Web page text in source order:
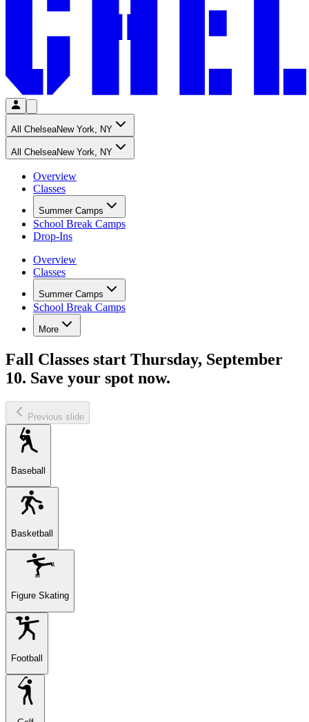
All Chelsea​​​​‌ ‍ ​‍​‍‌‍ ‌ ​‍‌‍‍‌‌‍‌ ‌‍‍‌‌‍ ‍​‍​‍​ ‍‍​‍​‍‌ ​ ‌‍​‌‌‍ ‍‌‍‍‌‌ ‌​‌ ‍‌​‍ ‍‌‍‍‌‌‍ ​‍​‍​‍ ​​‍​‍‌‍‍​‌ ​‍‌‍‌‌‌‍‌‍​‍​‍​ ‍‍​‍​‍‌‍‍​‌ ‌​‌ ‌​‌ ​​‌ ​ ​ ‍‍​‍ ​‍ ‌‍​ ‌‍‍​‌‍‌‌‌‍ ​‌ ​ ‌‍‌‌‌‍​‌‌ ​​‌‍‍‌‌‍‌‌‌ ​‍‌ ​ ​‍ ‍‌ ​ ‌‍​‌‌‍ ‍‌‍‍‌‌ ‌​‌ ‍‌​‍ ‍‌ ​ ‌ ‌​‌ ‌‌‌‍‌​‌‍‍‌‌‍ ​‍ ‌‍‍‌‌‍ ‍‌ ‌​‌‍‌‌‌‍ ‍‌ ‌​​‍ ‌‍‌‌‌‍‌​‌‍‍‌‌ ‌​​‍ ‌‍ ‌‌‍ ‌‍‌​‌‍‌‌​ ‌‌ ​​‌ ​‍‌‍‌‌‌ ​ ‌‍‌‌‌‍ ‍‌ ‌​‌‍​‌‌ ‌​‌‍‍‌‌‍ ‌‍ ‍​ ‍ ‌‍‍‌‌‍‌​​ ‌‌‍​ ‌‍‌​‌‍‌‍​ ‌​‌‍‌‌‌‍‌‌​ ​ ​ ‍​​‍ ‌​ ‌ ​ ‍‌‌‍‌‍​ ‌‍​‍ ‌​ ‌​​ ​‌​ ‌​​ ​​​‍ ‌‌‍​‍‌‍‌​​ ​‍‌‍‌‍​‍ ‌​ ‍‌​ ​‌​ ‌‍​ ​ ​ ​‍‌‍‌​​ ‌ ‌‍‌​‌‍‌‍‌‍‌‌‌‍‌‍‌‍​‌​ ‍ ‌ ‌​‌ ‍‌‌ ​​‌‍‌‌​ ‌‌ ‌‍‌‍‌‌‌‍ ‍‌ ‌‌‌‍‌‌​ ‍ ‌ ​​‌‍​‌‌ ‌​‌‍‍​​ ‌‌ ​ ‌ ‌‌‌‍​‍‌​ ‍‌‍​‌‌ ‌‍‌‍‍‌‌‍‌ ‌‍​‌‌ ‌​‌‍‍‌‌‍ ‌‍ ‍​‍ ‍‌ ‌​‌‍‍‌‌ ‌​‌‍ ​‌‍‌‌​ ‌‍​‍‌‍​‌‌ ​ ‌‍‌‌‌‌‌‌‌ ​‍‌‍ ​​ ‌‌‍‍​‌ ‌​‌ ‌​‌ ​​‌ ​ ​‍‌‌​ ​ ‌​​‌​‍‌‌​ ​‍‌​‌‍​‍‌‌​ ​‍‌​‌‍‌‍​ ‌‍‍​‌‍‌‌‌‍ ​‌ ​ ‌‍‌‌‌‍​‌‌ ​​‌‍‍‌‌‍‌‌‌ ​‍‌ ​ ​‍ ‍‌ ​ ‌‍​‌‌‍ ‍‌‍‍‌‌ ‌​‌ ‍‌​‍ ‍‌ ​ ‌ ‌​‌ ‌‌‌‍‌​‌‍‍‌‌‍ ​‍‌‍‌‍‍‌‌‍‌​​ ‌‌‍​ ‌‍‌​‌‍‌‍​ ‌​‌‍‌‌‌‍‌‌​ ​ ​ ‍​​‍ ‌​ ‌ ​ ‍‌‌‍‌‍​ ‌‍​‍ ‌​ ‌​​ ​‌​ ‌​​ ​​​‍ ‌‌‍​‍‌‍‌​​ ​‍‌‍‌‍​‍ ‌​ ‍‌​ ​‌​ ‌‍​ ​ ​ ​‍‌‍‌​​ ‌ ‌‍‌​‌‍‌‍‌‍‌‌‌‍‌‍‌‍​‌​‍‌‍‌ ‌​‌ ‍‌‌ ​​‌‍‌‌​ ‌‌ ‌‍‌‍‌‌‌‍ ‍‌ ‌‌‌‍‌‌​‍‌‍‌ ​​‌‍​‌‌ ‌​‌‍‍​​ ‌‌ ​ ‌ ‌‌‌‍​‍‌​ ‍‌‍​‌‌ ‌‍‌‍‍‌‌‍‌ ‌‍​‌‌ ‌​‌‍‍‌‌‍ ‌‍ ‍​‍ ‍‌ ‌​‌‍‍‌‌ ‌​‌‍ ​‌‍‌‌​‍‌‍‌ ​​‌‍‌‌‌ ​‍‌ ​ ‌ ​​‌‍‌‌‌‍​ ‌ ‌​‌‍‍‌‌ ‌‍‌‍‌‌​ ‌‌ ​​‌ ‌‌‌‍​‍‌‍ ​‌‍‍‌‌ ​ ‌‍‍​‌‍‌‌‌‍‌​​‍​‍‌ ‌New York, NY​​​​‌ ‍ ​‍​‍‌‍ ‌ ​‍‌‍‍‌‌‍‌ ‌‍‍‌‌‍ ‍​‍​‍​ ‍‍​‍​‍‌ ​ ‌‍​‌‌‍ ‍‌‍‍‌‌ ‌​‌ ‍‌​‍ ‍‌‍‍‌‌‍ ​‍​‍​‍ ​​‍​‍‌‍‍​‌ ​‍‌‍‌‌‌‍‌‍​‍​‍​ ‍‍​‍​‍‌‍‍​‌ ‌​‌ ‌​‌ ​​‌ ​ ​ ‍‍​‍ ​‍ ‌‍​ ‌‍‍​‌‍‌‌‌‍ ​‌ ​ ‌‍‌‌‌‍​‌‌ ​​‌‍‍‌‌‍‌‌‌ ​‍‌ ​ ​‍ ‍‌ ​ ‌‍​‌‌‍ ‍‌‍‍‌‌ ‌​‌ ‍‌​‍ ‍‌ ​ ‌ ‌​‌ ‌‌‌‍‌​‌‍‍‌‌‍ ​‍ ‌‍‍‌‌‍ ‍‌ ‌​‌‍‌‌‌‍ ‍‌ ‌​​‍ ‌‍‌‌‌‍‌​‌‍‍‌‌ ‌​​‍ ‌‍ ‌‌‍ ‌‍‌​‌‍‌‌​ ‌‌ ​​‌ ​‍‌‍‌‌‌ ​ ‌‍‌‌‌‍ ‍‌ ‌​‌‍​‌‌ ‌​‌‍‍‌‌‍ ‌‍ ‍​ ‍ ‌‍‍‌‌‍‌​​ ‌‌‍​ ‌‍‌​‌‍‌‍​ ‌​‌‍‌‌‌‍‌‌​ ​ ​ ‍​​‍ ‌​ ‌ ​ ‍‌‌‍‌‍​ ‌‍​‍ ‌​ ‌​​ ​‌​ ‌​​ ​​​‍ ‌‌‍​‍‌‍‌​​ ​‍‌‍‌‍​‍ ‌​ ‍‌​ ​‌​ ‌‍​ ​ ​ ​‍‌‍‌​​ ‌ ‌‍‌​‌‍‌‍‌‍‌‌‌‍‌‍‌‍​‌​ ‍ ‌ ‌​‌ ‍‌‌ ​​‌‍‌‌​ ‌‌ ‌‍‌‍‌‌‌‍ ‍‌ ‌‌‌‍‌‌​ ‍ ‌ ​​‌‍​‌‌ ‌​‌‍‍​​ ‌‌ ‌‍‌‍‌‌‌‍ ‍‌ ‌‌‌‍‌‌‌​ ​‌‍ ‌‍​ ‌‍​‌‌ ‌​‌‍‍‌‌‍ ‌‍ ‍​ ‌‍​‍‌‍​‌‌ ​ ‌‍‌‌‌‌‌‌‌ ​‍‌‍ ​​ ‌‌‍‍​‌ ‌​‌ ‌​‌ ​​‌ ​ ​‍‌‌​ ​ ‌​​‌​‍‌‌​ ​‍‌​‌‍​‍‌‌​ ​‍‌​‌‍‌‍​ ‌‍‍​‌‍‌‌‌‍ ​‌ ​ ‌‍‌‌‌‍​‌‌ ​​‌‍‍‌‌‍‌‌‌ ​‍‌ ​ ​‍ ‍‌ ​ ‌‍​‌‌‍ ‍‌‍‍‌‌ ‌​‌ ‍‌​‍ ‍‌ ​ ‌ ‌​‌ ‌‌‌‍‌​‌‍‍‌‌‍ ​‍‌‍‌‍‍‌‌‍‌​​ ‌‌‍​ ‌‍‌​‌‍‌‍​ ‌​‌‍‌‌‌‍‌‌​ ​ ​ ‍​​‍ ‌​ ‌ ​ ‍‌‌‍‌‍​ ‌‍​‍ ‌​ ‌​​ ​‌​ ‌​​ ​​​‍ ‌‌‍​‍‌‍‌​​ ​‍‌‍‌‍​‍ ‌​ ‍‌​ ​‌​ ‌‍​ ​ ​ ​‍‌‍‌​​ ‌ ‌‍‌​‌‍‌‍‌‍‌‌‌‍‌‍‌‍​‌​‍‌‍‌ ‌​‌ ‍‌‌ ​​‌‍‌‌​ ‌‌ ‌‍‌‍‌‌‌‍ ‍‌ ‌‌‌‍‌‌​‍‌‍‌ ​​‌‍​‌‌ ‌​‌‍‍​​ ‌‌ ‌‍‌‍‌‌‌‍ ‍‌ ‌‌‌‍‌‌‌​ ​‌‍ ‌‍​ ‌‍​‌‌ ‌​‌‍‍‌‌‍ ‌‍ ‍​‍‌‍‌ ​​‌‍‌‌‌ ​‍‌ ​ ‌ ​​‌‍‌‌‌‍​ ‌ ‌​‌‍‍‌‌ ‌‍‌‍‌‌​ ‌‌ ​​‌ ‌‌‌‍​‍‌‍ ​‌‍‍‌‌ ​ ‌‍‍​‌‍‌‌‌‍‌​​‍​‍‌ ‌
All Chelsea​​​​‌ ‍ ​‍​‍‌‍ ‌ ​‍‌‍‍‌‌‍‌ ‌‍‍‌‌‍ ‍​‍​‍​ ‍‍​‍​‍‌ ​ ‌‍​‌‌‍ ‍‌‍‍‌‌ ‌​‌ ‍‌​‍ ‍‌‍‍‌‌‍ ​‍​‍​‍ ​​‍​‍‌‍‍​‌ ​‍‌‍‌‌‌‍‌‍​‍​‍​ ‍‍​‍​‍‌‍‍​‌ ‌​‌ ‌​‌ ​​‌ ​ ​ ‍‍​‍ ​‍ ‌‍​ ‌‍‍​‌‍‌‌‌‍ ​‌ ​ ‌‍‌‌‌‍​‌‌ ​​‌‍‍‌‌‍‌‌‌ ​‍‌ ​ ​‍ ‍‌ ​ ‌‍​‌‌‍ ‍‌‍‍‌‌ ‌​‌ ‍‌​‍ ‍‌ ​ ‌ ‌​‌ ‌‌‌‍‌​‌‍‍‌‌‍ ​‍ ‌‍‍‌‌‍ ‍‌ ‌​‌‍‌‌‌‍ ‍‌ ‌​​‍ ‌‍‌‌‌‍‌​‌‍‍‌‌ ‌​​‍ ‌‍ ‌‌‍ ‌‍‌​‌‍‌‌​ ‌‌ ​​‌ ​‍‌‍‌‌‌ ​ ‌‍‌‌‌‍ ‍‌ ‌​‌‍​‌‌ ‌​‌‍‍‌‌‍ ‌‍ ‍​ ‍ ‌‍‍‌‌‍‌​​ ‌‌‍​ ‌‍‌​‌‍‌‍​ ‌​‌‍‌‌‌‍‌‌​ ​ ​ ‍​​‍ ‌​ ‌ ​ ‍‌‌‍‌‍​ ‌‍​‍ ‌​ ‌​​ ​‌​ ‌​​ ​​​‍ ‌‌‍​‍‌‍‌​​ ​‍‌‍‌‍​‍ ‌​ ‍‌​ ​‌​ ‌‍​ ​ ​ ​‍‌‍‌​​ ‌ ‌‍‌​‌‍‌‍‌‍‌‌‌‍‌‍‌‍​‌​ ‍ ‌ ‌​‌ ‍‌‌ ​​‌‍‌‌​ ‌‌ ‌‍‌‍‌‌‌‍ ‍‌ ‌‌‌‍‌‌​ ‍ ‌ ​​‌‍​‌‌ ‌​‌‍‍​​ ‌‌ ​ ‌ ‌‌‌‍​‍‌​ ‍‌‍​‌‌ ‌‍‌‍‍‌‌‍‌ ‌‍​‌‌ ‌​‌‍‍‌‌‍ ‌‍ ‍​‍ ‍‌ ‌​‌‍‍‌‌ ‌​‌‍ ​‌‍‌‌​ ‌‍​‍‌‍​‌‌ ​ ‌‍‌‌‌‌‌‌‌ ​‍‌‍ ​​ ‌‌‍‍​‌ ‌​‌ ‌​‌ ​​‌ ​ ​‍‌‌​ ​ ‌​​‌​‍‌‌​ ​‍‌​‌‍​‍‌‌​ ​‍‌​‌‍‌‍​ ‌‍‍​‌‍‌‌‌‍ ​‌ ​ ‌‍‌‌‌‍​‌‌ ​​‌‍‍‌‌‍‌‌‌ ​‍‌ ​ ​‍ ‍‌ ​ ‌‍​‌‌‍ ‍‌‍‍‌‌ ‌​‌ ‍‌​‍ ‍‌ ​ ‌ ‌​‌ ‌‌‌‍‌​‌‍‍‌‌‍ ​‍‌‍‌‍‍‌‌‍‌​​ ‌‌‍​ ‌‍‌​‌‍‌‍​ ‌​‌‍‌‌‌‍‌‌​ ​ ​ ‍​​‍ ‌​ ‌ ​ ‍‌‌‍‌‍​ ‌‍​‍ ‌​ ‌​​ ​‌​ ‌​​ ​​​‍ ‌‌‍​‍‌‍‌​​ ​‍‌‍‌‍​‍ ‌​ ‍‌​ ​‌​ ‌‍​ ​ ​ ​‍‌‍‌​​ ‌ ‌‍‌​‌‍‌‍‌‍‌‌‌‍‌‍‌‍​‌​‍‌‍‌ ‌​‌ ‍‌‌ ​​‌‍‌‌​ ‌‌ ‌‍‌‍‌‌‌‍ ‍‌ ‌‌‌‍‌‌​‍‌‍‌ ​​‌‍​‌‌ ‌​‌‍‍​​ ‌‌ ​ ‌ ‌‌‌‍​‍‌​ ‍‌‍​‌‌ ‌‍‌‍‍‌‌‍‌ ‌‍​‌‌ ‌​‌‍‍‌‌‍ ‌‍ ‍​‍ ‍‌ ‌​‌‍‍‌‌ ‌​‌‍ ​‌‍‌‌​‍‌‍‌ ​​‌‍‌‌‌ ​‍‌ ​ ‌ ​​‌‍‌‌‌‍​ ‌ ‌​‌‍‍‌‌ ‌‍‌‍‌‌​ ‌‌ ​​‌ ‌‌‌‍​‍‌‍ ​‌‍‍‌‌ ​ ‌‍‍​‌‍‌‌‌‍‌​​‍​‍‌ ‌New York, NY​​​​‌ ‍ ​‍​‍‌‍ ‌ ​‍‌‍‍‌‌‍‌ ‌‍‍‌‌‍ ‍​‍​‍​ ‍‍​‍​‍‌ ​ ‌‍​‌‌‍ ‍‌‍‍‌‌ ‌​‌ ‍‌​‍ ‍‌‍‍‌‌‍ ​‍​‍​‍ ​​‍​‍‌‍‍​‌ ​‍‌‍‌‌‌‍‌‍​‍​‍​ ‍‍​‍​‍‌‍‍​‌ ‌​‌ ‌​‌ ​​‌ ​ ​ ‍‍​‍ ​‍ ‌‍​ ‌‍‍​‌‍‌‌‌‍ ​‌ ​ ‌‍‌‌‌‍​‌‌ ​​‌‍‍‌‌‍‌‌‌ ​‍‌ ​ ​‍ ‍‌ ​ ‌‍​‌‌‍ ‍‌‍‍‌‌ ‌​‌ ‍‌​‍ ‍‌ ​ ‌ ‌​‌ ‌‌‌‍‌​‌‍‍‌‌‍ ​‍ ‌‍‍‌‌‍ ‍‌ ‌​‌‍‌‌‌‍ ‍‌ ‌​​‍ ‌‍‌‌‌‍‌​‌‍‍‌‌ ‌​​‍ ‌‍ ‌‌‍ ‌‍‌​‌‍‌‌​ ‌‌ ​​‌ ​‍‌‍‌‌‌ ​ ‌‍‌‌‌‍ ‍‌ ‌​‌‍​‌‌ ‌​‌‍‍‌‌‍ ‌‍ ‍​ ‍ ‌‍‍‌‌‍‌​​ ‌‌‍​ ‌‍‌​‌‍‌‍​ ‌​‌‍‌‌‌‍‌‌​ ​ ​ ‍​​‍ ‌​ ‌ ​ ‍‌‌‍‌‍​ ‌‍​‍ ‌​ ‌​​ ​‌​ ‌​​ ​​​‍ ‌‌‍​‍‌‍‌​​ ​‍‌‍‌‍​‍ ‌​ ‍‌​ ​‌​ ‌‍​ ​ ​ ​‍‌‍‌​​ ‌ ‌‍‌​‌‍‌‍‌‍‌‌‌‍‌‍‌‍​‌​ ‍ ‌ ‌​‌ ‍‌‌ ​​‌‍‌‌​ ‌‌ ‌‍‌‍‌‌‌‍ ‍‌ ‌‌‌‍‌‌​ ‍ ‌ ​​‌‍​‌‌ ‌​‌‍‍​​ ‌‌ ‌‍‌‍‌‌‌‍ ‍‌ ‌‌‌‍‌‌‌​ ​‌‍ ‌‍​ ‌‍​‌‌ ‌​‌‍‍‌‌‍ ‌‍ ‍​ ‌‍​‍‌‍​‌‌ ​ ‌‍‌‌‌‌‌‌‌ ​‍‌‍ ​​ ‌‌‍‍​‌ ‌​‌ ‌​‌ ​​‌ ​ ​‍‌‌​ ​ ‌​​‌​‍‌‌​ ​‍‌​‌‍​‍‌‌​ ​‍‌​‌‍‌‍​ ‌‍‍​‌‍‌‌‌‍ ​‌ ​ ‌‍‌‌‌‍​‌‌ ​​‌‍‍‌‌‍‌‌‌ ​‍‌ ​ ​‍ ‍‌ ​ ‌‍​‌‌‍ ‍‌‍‍‌‌ ‌​‌ ‍‌​‍ ‍‌ ​ ‌ ‌​‌ ‌‌‌‍‌​‌‍‍‌‌‍ ​‍‌‍‌‍‍‌‌‍‌​​ ‌‌‍​ ‌‍‌​‌‍‌‍​ ‌​‌‍‌‌‌‍‌‌​ ​ ​ ‍​​‍ ‌​ ‌ ​ ‍‌‌‍‌‍​ ‌‍​‍ ‌​ ‌​​ ​‌​ ‌​​ ​​​‍ ‌‌‍​‍‌‍‌​​ ​‍‌‍‌‍​‍ ‌​ ‍‌​ ​‌​ ‌‍​ ​ ​ ​‍‌‍‌​​ ‌ ‌‍‌​‌‍‌‍‌‍‌‌‌‍‌‍‌‍​‌​‍‌‍‌ ‌​‌ ‍‌‌ ​​‌‍‌‌​ ‌‌ ‌‍‌‍‌‌‌‍ ‍‌ ‌‌‌‍‌‌​‍‌‍‌ ​​‌‍​‌‌ ‌​‌‍‍​​ ‌‌ ‌‍‌‍‌‌‌‍ ‍‌ ‌‌‌‍‌‌‌​ ​‌‍ ‌‍​ ‌‍​‌‌ ‌​‌‍‍‌‌‍ ‌‍ ‍​‍‌‍‌ ​​‌‍‌‌‌ ​‍‌ ​ ‌ ​​‌‍‌‌‌‍​ ‌ ‌​‌‍‍‌‌ ‌‍‌‍‌‌​ ‌‌ ​​‌ ‌‌‌‍​‍‌‍ ​‌‍‍‌‌ ​ ‌‍‍​‌‍‌‌‌‍‌​​‍​‍‌ ‌
Overview​​​​‌ ‍ ​‍​‍‌‍ ‌ ​‍‌‍‍‌‌‍‌ ‌‍‍‌‌‍ ‍​‍​‍​ ‍‍​‍​‍‌ ​ ‌‍​‌‌‍ ‍‌‍‍‌‌ ‌​‌ ‍‌​‍ ‍‌‍‍‌‌‍ ​‍​‍​‍ ​​‍​‍‌‍‍​‌ ​‍‌‍‌‌‌‍‌‍​‍​‍​ ‍‍​‍​‍‌‍‍​‌ ‌​‌ ‌​‌ ​​‌ ​ ​ ‍‍​‍ ​‍ ‌‍​ ‌‍‍​‌‍‌‌‌‍ ​‌ ​ ‌‍‌‌‌‍​‌‌ ​​‌‍‍‌‌‍‌‌‌ ​‍‌ ​ ​‍ ‍‌ ​ ‌‍​‌‌‍ ‍‌‍‍‌‌ ‌​‌ ‍‌​‍ ‍‌ ​ ‌ ‌​‌ ‌‌‌‍‌​‌‍‍‌‌‍ ​‍ ‌‍‍‌‌‍ ‍‌ ‌​‌‍‌‌‌‍ ‍‌ ‌​​‍ ‌‍‌‌‌‍‌​‌‍‍‌‌ ‌​​‍ ‌‍ ‌‌‍ ‌‍‌​‌‍‌‌​ ‌‌ ​​‌ ​‍‌‍‌‌‌ ​ ‌‍‌‌‌‍ ‍‌ ‌​‌‍​‌‌ ‌​‌‍‍‌‌‍ ‌‍ ‍​ ‍ ‌‍‍‌‌‍‌​​ ‌‌‍​ ‌‍‌​‌‍‌‍​ ‌​‌‍‌‌‌‍‌‌​ ​ ​ ‍​​‍ ‌​ ‌ ​ ‍‌‌‍‌‍​ ‌‍​‍ ‌​ ‌​​ ​‌​ ‌​​ ​​​‍ ‌‌‍​‍‌‍‌​​ ​‍‌‍‌‍​‍ ‌​ ‍‌​ ​‌​ ‌‍​ ​ ​ ​‍‌‍‌​​ ‌ ‌‍‌​‌‍‌‍‌‍‌‌‌‍‌‍‌‍​‌​ ‍ ‌ ‌​‌ ‍‌‌ ​​‌‍‌‌​ ‌‌ ‌‍‌‍‌‌‌‍ ‍‌ ‌‌‌‍‌‌​ ‍ ‌ ​​‌‍​‌‌ ‌​‌‍‍​​ ‌‌ ​ ‌ ‌‌‌‍​‍‌​ ‍‌‍​‌‌ ‌‍‌‍‍‌‌‍‌ ‌‍​‌‌ ‌​‌‍‍‌‌‍ ‌‍ ‍​‍ ‍‌‍​ ‌‍ ‌‍ ​‌ ‌‌‌‍ ‌‌‍ ‍‌ ​ ​‍‌‌​ ‌‌‌​​‍‌‌ ‌‍‍ ‌‍‌‌‌ ‍‌​‍‌‌​ ​ ‌​‌​​‍‌‌​ ​ ‌​‌​​‍‌‌​ ​‍​ ​‍​ ​ ‌‍‌‌​ ​‌‌‍​‌​ ​‌​ ​‌​ ‌‌​ ‌ ​ ​‍‌‍‌‌​ ‌ ​ ‍‌‌‍​‍‌‍​‍​ ​​​ ‌​​ ‍‌​ ​‍​ ‍‌​ ‍‌​ ​​​ ‌​​ ‌​​ ‌‍‌‍‌​‌‍​‍‌‍​‌‌‍​ ​ ‌‍​ ‌ ​ ‍​​ ​‍​‍‌‌​ ​‍​ ​‍​‍‌‌​ ‌‌‌​‌​​‍ ‍‌‍ ​‌‍‍‌‌‍ ‍‌‍‍ ‌ ​ ​‍‌‌​ ‌‌‌​​‍‌‌ ‌‍‍ ‌‍‌‌‌ ‍‌​‍‌‌​ ​ ‌​‌​​‍‌‌​ ​ ‌​‌​​‍‌‌​ ​‍​ ​‍​ ​​‌‍​ ​ ‌‍​ ‍​​ ‌ ​ ​‍​ ‍​​ ​ ​ ​‌​ ​​‌‍‌​​ ‍​​‍‌‌​ ​‍​ ​‍​‍‌‌​ ‌‌‌​‌​​‍ ‍‌ ‌​‌‍‍‌‌ ‌​‌‍ ​‌‍‌‌​ ‌‍​‍‌‍​‌‌ ​ ‌‍‌‌‌‌‌‌‌ ​‍‌‍ ​​ ‌‌‍‍​‌ ‌​‌ ‌​‌ ​​‌ ​ ​‍‌‌​ ​ ‌​​‌​‍‌‌​ ​‍‌​‌‍​‍‌‌​ ​‍‌​‌‍‌‍​ ‌‍‍​‌‍‌‌‌‍ ​‌ ​ ‌‍‌‌‌‍​‌‌ ​​‌‍‍‌‌‍‌‌‌ ​‍‌ ​ ​‍ ‍‌ ​ ‌‍​‌‌‍ ‍‌‍‍‌‌ ‌​‌ ‍‌​‍ ‍‌ ​ ‌ ‌​‌ ‌‌‌‍‌​‌‍‍‌‌‍ ​‍‌‍‌‍‍‌‌‍‌​​ ‌‌‍​ ‌‍‌​‌‍‌‍​ ‌​‌‍‌‌‌‍‌‌​ ​ ​ ‍​​‍ ‌​ ‌ ​ ‍‌‌‍‌‍​ ‌‍​‍ ‌​ ‌​​ ​‌​ ‌​​ ​​​‍ ‌‌‍​‍‌‍‌​​ ​‍‌‍‌‍​‍ ‌​ ‍‌​ ​‌​ ‌‍​ ​ ​ ​‍‌‍‌​​ ‌ ‌‍‌​‌‍‌‍‌‍‌‌‌‍‌‍‌‍​‌​‍‌‍‌ ‌​‌ ‍‌‌ ​​‌‍‌‌​ ‌‌ ‌‍‌‍‌‌‌‍ ‍‌ ‌‌‌‍‌‌​‍‌‍‌ ​​‌‍​‌‌ ‌​‌‍‍​​ ‌‌ ​ ‌ ‌‌‌‍​‍‌​ ‍‌‍​‌‌ ‌‍‌‍‍‌‌‍‌ ‌‍​‌‌ ‌​‌‍‍‌‌‍ ‌‍ ‍​‍ ‍‌‍​ ‌‍ ‌‍ ​‌ ‌‌‌‍ ‌‌‍ ‍‌ ​ ​‍‌‌​ ‌‌‌​​‍‌‌ ‌‍‍ ‌‍‌‌‌ ‍‌​‍‌‌​ ​ ‌​‌​​‍‌‌​ ​ ‌​‌​​‍‌‌​ ​‍​ ​‍​ ​ ‌‍‌‌​ ​‌‌‍​‌​ ​‌​ ​‌​ ‌‌​ ‌ ​ ​‍‌‍‌‌​ ‌ ​ ‍‌‌‍​‍‌‍​‍​ ​​​ ‌​​ ‍‌​ ​‍​ ‍‌​ ‍‌​ ​​​ ‌​​ ‌​​ ‌‍‌‍‌​‌‍​‍‌‍​‌‌‍​ ​ ‌‍​ ‌ ​ ‍​​ ​‍​‍‌‌​ ​‍​ ​‍​‍‌‌​ ‌‌‌​‌​​‍ ‍‌‍ ​‌‍‍‌‌‍ ‍‌‍‍ ‌ ​ ​‍‌‌​ ‌‌‌​​‍‌‌ ‌‍‍ ‌‍‌‌‌ ‍‌​‍‌‌​ ​ ‌​‌​​‍‌‌​ ​ ‌​‌​​‍‌‌​ ​‍​ ​‍​ ​​‌‍​ ​ ‌‍​ ‍​​ ‌ ​ ​‍​ ‍​​ ​ ​ ​‌​ ​​‌‍‌​​ ‍​​‍‌‌​ ​‍​ ​‍​‍‌‌​ ‌‌‌​‌​​‍ ‍‌ ‌​‌‍‍‌‌ ‌​‌‍ ​‌‍‌‌​‍‌‍‌ ​​‌‍‌‌‌ ​‍‌ ​ ‌ ​​‌‍‌‌‌‍​ ‌ ‌​‌‍‍‌‌ ‌‍‌‍‌‌​ ‌‌ ​​‌ ‌‌‌‍​‍‌‍ ​‌‍‍‌‌ ​ ‌‍‍​‌‍‌‌‌‍‌​​‍​‍‌ ‌
Classes​​​​‌ ‍ ​‍​‍‌‍ ‌ ​‍‌‍‍‌‌‍‌ ‌‍‍‌‌‍ ‍​‍​‍​ ‍‍​‍​‍‌ ​ ‌‍​‌‌‍ ‍‌‍‍‌‌ ‌​‌ ‍‌​‍ ‍‌‍‍‌‌‍ ​‍​‍​‍ ​​‍​‍‌‍‍​‌ ​‍‌‍‌‌‌‍‌‍​‍​‍​ ‍‍​‍​‍‌‍‍​‌ ‌​‌ ‌​‌ ​​‌ ​ ​ ‍‍​‍ ​‍ ‌‍​ ‌‍‍​‌‍‌‌‌‍ ​‌ ​ ‌‍‌‌‌‍​‌‌ ​​‌‍‍‌‌‍‌‌‌ ​‍‌ ​ ​‍ ‍‌ ​ ‌‍​‌‌‍ ‍‌‍‍‌‌ ‌​‌ ‍‌​‍ ‍‌ ​ ‌ ‌​‌ ‌‌‌‍‌​‌‍‍‌‌‍ ​‍ ‌‍‍‌‌‍ ‍‌ ‌​‌‍‌‌‌‍ ‍‌ ‌​​‍ ‌‍‌‌‌‍‌​‌‍‍‌‌ ‌​​‍ ‌‍ ‌‌‍ ‌‍‌​‌‍‌‌​ ‌‌ ​​‌ ​‍‌‍‌‌‌ ​ ‌‍‌‌‌‍ ‍‌ ‌​‌‍​‌‌ ‌​‌‍‍‌‌‍ ‌‍ ‍​ ‍ ‌‍‍‌‌‍‌​​ ‌‌‍​ ‌‍‌​‌‍‌‍​ ‌​‌‍‌‌‌‍‌‌​ ​ ​ ‍​​‍ ‌​ ‌ ​ ‍‌‌‍‌‍​ ‌‍​‍ ‌​ ‌​​ ​‌​ ‌​​ ​​​‍ ‌‌‍​‍‌‍‌​​ ​‍‌‍‌‍​‍ ‌​ ‍‌​ ​‌​ ‌‍​ ​ ​ ​‍‌‍‌​​ ‌ ‌‍‌​‌‍‌‍‌‍‌‌‌‍‌‍‌‍​‌​ ‍ ‌ ‌​‌ ‍‌‌ ​​‌‍‌‌​ ‌‌ ‌‍‌‍‌‌‌‍ ‍‌ ‌‌‌‍‌‌​ ‍ ‌ ​​‌‍​‌‌ ‌​‌‍‍​​ ‌‌ ​ ‌ ‌‌‌‍​‍‌​ ‍‌‍​‌‌ ‌‍‌‍‍‌‌‍‌ ‌‍​‌‌ ‌​‌‍‍‌‌‍ ‌‍ ‍​‍ ‍‌‍​ ‌‍ ‌‍ ​‌ ‌‌‌‍ ‌‌‍ ‍‌ ​ ​‍‌‌​ ‌‌‌​​‍‌‌ ‌‍‍ ‌‍‌‌‌ ‍‌​‍‌‌​ ​ ‌​‌​​‍‌‌​ ​ ‌​‌​​‍‌‌​ ​‍​ ​‍‌‍​‌​ ‍​​ ‌‍​ ‌ ‌‍​ ​ ‍​‌‍‌‍​ ‍‌​ ​​‌‍‌​​ ‍​‌‍​‌​‍‌‌​ ​‍​ ​‍​‍‌‌​ ‌‌‌​‌​​‍ ‍‌‍ ​‌‍‍‌‌‍ ‍‌‍‍ ‌ ​ ​‍‌‌​ ‌‌‌​​‍‌‌ ‌‍‍ ‌‍‌‌‌ ‍‌​‍‌‌​ ​ ‌​‌​​‍‌‌​ ​ ‌​‌​​‍‌‌​ ​‍​ ​‍​ ​​‌‍​ ​ ‌‍​ ‍​​ ‌ ​ ​‍​ ‍​​ ​ ​ ​‌​ ​​‌‍‌​​ ‍​​‍‌‌​ ​‍​ ​‍​‍‌‌​ ‌‌‌​‌​​‍ ‍‌ ‌​‌‍‍‌‌ ‌​‌‍ ​‌‍‌‌​ ‌‍​‍‌‍​‌‌ ​ ‌‍‌‌‌‌‌‌‌ ​‍‌‍ ​​ ‌‌‍‍​‌ ‌​‌ ‌​‌ ​​‌ ​ ​‍‌‌​ ​ ‌​​‌​‍‌‌​ ​‍‌​‌‍​‍‌‌​ ​‍‌​‌‍‌‍​ ‌‍‍​‌‍‌‌‌‍ ​‌ ​ ‌‍‌‌‌‍​‌‌ ​​‌‍‍‌‌‍‌‌‌ ​‍‌ ​ ​‍ ‍‌ ​ ‌‍​‌‌‍ ‍‌‍‍‌‌ ‌​‌ ‍‌​‍ ‍‌ ​ ‌ ‌​‌ ‌‌‌‍‌​‌‍‍‌‌‍ ​‍‌‍‌‍‍‌‌‍‌​​ ‌‌‍​ ‌‍‌​‌‍‌‍​ ‌​‌‍‌‌‌‍‌‌​ ​ ​ ‍​​‍ ‌​ ‌ ​ ‍‌‌‍‌‍​ ‌‍​‍ ‌​ ‌​​ ​‌​ ‌​​ ​​​‍ ‌‌‍​‍‌‍‌​​ ​‍‌‍‌‍​‍ ‌​ ‍‌​ ​‌​ ‌‍​ ​ ​ ​‍‌‍‌​​ ‌ ‌‍‌​‌‍‌‍‌‍‌‌‌‍‌‍‌‍​‌​‍‌‍‌ ‌​‌ ‍‌‌ ​​‌‍‌‌​ ‌‌ ‌‍‌‍‌‌‌‍ ‍‌ ‌‌‌‍‌‌​‍‌‍‌ ​​‌‍​‌‌ ‌​‌‍‍​​ ‌‌ ​ ‌ ‌‌‌‍​‍‌​ ‍‌‍​‌‌ ‌‍‌‍‍‌‌‍‌ ‌‍​‌‌ ‌​‌‍‍‌‌‍ ‌‍ ‍​‍ ‍‌‍​ ‌‍ ‌‍ ​‌ ‌‌‌‍ ‌‌‍ ‍‌ ​ ​‍‌‌​ ‌‌‌​​‍‌‌ ‌‍‍ ‌‍‌‌‌ ‍‌​‍‌‌​ ​ ‌​‌​​‍‌‌​ ​ ‌​‌​​‍‌‌​ ​‍​ ​‍‌‍​‌​ ‍​​ ‌‍​ ‌ ‌‍​ ​ ‍​‌‍‌‍​ ‍‌​ ​​‌‍‌​​ ‍​‌‍​‌​‍‌‌​ ​‍​ ​‍​‍‌‌​ ‌‌‌​‌​​‍ ‍‌‍ ​‌‍‍‌‌‍ ‍‌‍‍ ‌ ​ ​‍‌‌​ ‌‌‌​​‍‌‌ ‌‍‍ ‌‍‌‌‌ ‍‌​‍‌‌​ ​ ‌​‌​​‍‌‌​ ​ ‌​‌​​‍‌‌​ ​‍​ ​‍​ ​​‌‍​ ​ ‌‍​ ‍​​ ‌ ​ ​‍​ ‍​​ ​ ​ ​‌​ ​​‌‍‌​​ ‍​​‍‌‌​ ​‍​ ​‍​‍‌‌​ ‌‌‌​‌​​‍ ‍‌ ‌​‌‍‍‌‌ ‌​‌‍ ​‌‍‌‌​‍‌‍‌ ​​‌‍‌‌‌ ​‍‌ ​ ‌ ​​‌‍‌‌‌‍​ ‌ ‌​‌‍‍‌‌ ‌‍‌‍‌‌​ ‌‌ ​​‌ ‌‌‌‍​‍‌‍ ​‌‍‍‌‌ ​ ‌‍‍​‌‍‌‌‌‍‌​​‍​‍‌ ‌
Summer Camps​​​​‌ ‍ ​‍​‍‌‍ ‌ ​‍‌‍‍‌‌‍‌ ‌‍‍‌‌‍ ‍​‍​‍​ ‍‍​‍​‍‌ ​ ‌‍​‌‌‍ ‍‌‍‍‌‌ ‌​‌ ‍‌​‍ ‍‌‍‍‌‌‍ ​‍​‍​‍ ​​‍​‍‌‍‍​‌ ​‍‌‍‌‌‌‍‌‍​‍​‍​ ‍‍​‍​‍‌‍‍​‌ ‌​‌ ‌​‌ ​​‌ ​ ​ ‍‍​‍ ​‍ ‌‍​ ‌‍‍​‌‍‌‌‌‍ ​‌ ​ ‌‍‌‌‌‍​‌‌ ​​‌‍‍‌‌‍‌‌‌ ​‍‌ ​ ​‍ ‍‌ ​ ‌‍​‌‌‍ ‍‌‍‍‌‌ ‌​‌ ‍‌​‍ ‍‌ ​ ‌ ‌​‌ ‌‌‌‍‌​‌‍‍‌‌‍ ​‍ ‌‍‍‌‌‍ ‍‌ ‌​‌‍‌‌‌‍ ‍‌ ‌​​‍ ‌‍‌‌‌‍‌​‌‍‍‌‌ ‌​​‍ ‌‍ ‌‌‍ ‌‍‌​‌‍‌‌​ ‌‌ ​​‌ ​‍‌‍‌‌‌ ​ ‌‍‌‌‌‍ ‍‌ ‌​‌‍​‌‌ ‌​‌‍‍‌‌‍ ‌‍ ‍​ ‍ ‌‍‍‌‌‍‌​​ ‌‌‍​ ‌‍‌​‌‍‌‍​ ‌​‌‍‌‌‌‍‌‌​ ​ ​ ‍​​‍ ‌​ ‌ ​ ‍‌‌‍‌‍​ ‌‍​‍ ‌​ ‌​​ ​‌​ ‌​​ ​​​‍ ‌‌‍​‍‌‍‌​​ ​‍‌‍‌‍​‍ ‌​ ‍‌​ ​‌​ ‌‍​ ​ ​ ​‍‌‍‌​​ ‌ ‌‍‌​‌‍‌‍‌‍‌‌‌‍‌‍‌‍​‌​ ‍ ‌ ‌​‌ ‍‌‌ ​​‌‍‌‌​ ‌‌ ‌‍‌‍‌‌‌‍ ‍‌ ‌‌‌‍‌‌​ ‍ ‌ ​​‌‍​‌‌ ‌​‌‍‍​​ ‌‌ ​ ‌ ‌‌‌‍​‍‌​ ‍‌‍​‌‌ ‌‍‌‍‍‌‌‍‌ ‌‍​‌‌ ‌​‌‍‍‌‌‍ ‌‍ ‍​‍ ‍‌‍​ ‌‍ ‌‍ ​‌ ‌‌‌‍ ‌‌‍ ‍‌ ​ ​‍‌‌​ ‌‌‌​​‍‌‌ ‌‍‍ ‌‍‌‌‌ ‍‌​‍‌‌​ ​ ‌​‌​​‍‌‌​ ​ ‌​‌​​‍‌‌​ ​‍​ ​‍​ ‍​​ ​​​ ​​​ ‌​‌‍‌‍​ ​‌‌‍‌​‌‍​‌‌‍‌‌‌‍‌‍‌‍​‌​ ‍‌​‍‌‌​ ​‍​ ​‍​‍‌‌​ ‌‌‌​‌​​‍ ‍‌ ‌​‌‍‍‌‌ ‌​‌‍ ​‌‍‌‌​ ‌‍​‍‌‍​‌‌ ​ ‌‍‌‌‌‌‌‌‌ ​‍‌‍ ​​ ‌‌‍‍​‌ ‌​‌ ‌​‌ ​​‌ ​ ​‍‌‌​ ​ ‌​​‌​‍‌‌​ ​‍‌​‌‍​‍‌‌​ ​‍‌​‌‍‌‍​ ‌‍‍​‌‍‌‌‌‍ ​‌ ​ ‌‍‌‌‌‍​‌‌ ​​‌‍‍‌‌‍‌‌‌ ​‍‌ ​ ​‍ ‍‌ ​ ‌‍​‌‌‍ ‍‌‍‍‌‌ ‌​‌ ‍‌​‍ ‍‌ ​ ‌ ‌​‌ ‌‌‌‍‌​‌‍‍‌‌‍ ​‍‌‍‌‍‍‌‌‍‌​​ ‌‌‍​ ‌‍‌​‌‍‌‍​ ‌​‌‍‌‌‌‍‌‌​ ​ ​ ‍​​‍ ‌​ ‌ ​ ‍‌‌‍‌‍​ ‌‍​‍ ‌​ ‌​​ ​‌​ ‌​​ ​​​‍ ‌‌‍​‍‌‍‌​​ ​‍‌‍‌‍​‍ ‌​ ‍‌​ ​‌​ ‌‍​ ​ ​ ​‍‌‍‌​​ ‌ ‌‍‌​‌‍‌‍‌‍‌‌‌‍‌‍‌‍​‌​‍‌‍‌ ‌​‌ ‍‌‌ ​​‌‍‌‌​ ‌‌ ‌‍‌‍‌‌‌‍ ‍‌ ‌‌‌‍‌‌​‍‌‍‌ ​​‌‍​‌‌ ‌​‌‍‍​​ ‌‌ ​ ‌ ‌‌‌‍​‍‌​ ‍‌‍​‌‌ ‌‍‌‍‍‌‌‍‌ ‌‍​‌‌ ‌​‌‍‍‌‌‍ ‌‍ ‍​‍ ‍‌‍​ ‌‍ ‌‍ ​‌ ‌‌‌‍ ‌‌‍ ‍‌ ​ ​‍‌‌​ ‌‌‌​​‍‌‌ ‌‍‍ ‌‍‌‌‌ ‍‌​‍‌‌​ ​ ‌​‌​​‍‌‌​ ​ ‌​‌​​‍‌‌​ ​‍​ ​‍​ ‍​​ ​​​ ​​​ ‌​‌‍‌‍​ ​‌‌‍‌​‌‍​‌‌‍‌‌‌‍‌‍‌‍​‌​ ‍‌​‍‌‌​ ​‍​ ​‍​‍‌‌​ ‌‌‌​‌​​‍ ‍‌ ‌​‌‍‍‌‌ ‌​‌‍ ​‌‍‌‌​‍‌‍‌ ​​‌‍‌‌‌ ​‍‌ ​ ‌ ​​‌‍‌‌‌‍​ ‌ ‌​‌‍‍‌‌ ‌‍‌‍‌‌​ ‌‌ ​​‌ ‌‌‌‍​‍‌‍ ​‌‍‍‌‌ ​ ‌‍‍​‌‍‌‌‌‍‌​​‍​‍‌ ‌
School Break Camps​​​​‌ ‍ ​‍​‍‌‍ ‌ ​‍‌‍‍‌‌‍‌ ‌‍‍‌‌‍ ‍​‍​‍​ ‍‍​‍​‍‌ ​ ‌‍​‌‌‍ ‍‌‍‍‌‌ ‌​‌ ‍‌​‍ ‍‌‍‍‌‌‍ ​‍​‍​‍ ​​‍​‍‌‍‍​‌ ​‍‌‍‌‌‌‍‌‍​‍​‍​ ‍‍​‍​‍‌‍‍​‌ ‌​‌ ‌​‌ ​​‌ ​ ​ ‍‍​‍ ​‍ ‌‍​ ‌‍‍​‌‍‌‌‌‍ ​‌ ​ ‌‍‌‌‌‍​‌‌ ​​‌‍‍‌‌‍‌‌‌ ​‍‌ ​ ​‍ ‍‌ ​ ‌‍​‌‌‍ ‍‌‍‍‌‌ ‌​‌ ‍‌​‍ ‍‌ ​ ‌ ‌​‌ ‌‌‌‍‌​‌‍‍‌‌‍ ​‍ ‌‍‍‌‌‍ ‍‌ ‌​‌‍‌‌‌‍ ‍‌ ‌​​‍ ‌‍‌‌‌‍‌​‌‍‍‌‌ ‌​​‍ ‌‍ ‌‌‍ ‌‍‌​‌‍‌‌​ ‌‌ ​​‌ ​‍‌‍‌‌‌ ​ ‌‍‌‌‌‍ ‍‌ ‌​‌‍​‌‌ ‌​‌‍‍‌‌‍ ‌‍ ‍​ ‍ ‌‍‍‌‌‍‌​​ ‌‌‍​ ‌‍‌​‌‍‌‍​ ‌​‌‍‌‌‌‍‌‌​ ​ ​ ‍​​‍ ‌​ ‌ ​ ‍‌‌‍‌‍​ ‌‍​‍ ‌​ ‌​​ ​‌​ ‌​​ ​​​‍ ‌‌‍​‍‌‍‌​​ ​‍‌‍‌‍​‍ ‌​ ‍‌​ ​‌​ ‌‍​ ​ ​ ​‍‌‍‌​​ ‌ ‌‍‌​‌‍‌‍‌‍‌‌‌‍‌‍‌‍​‌​ ‍ ‌ ‌​‌ ‍‌‌ ​​‌‍‌‌​ ‌‌ ‌‍‌‍‌‌‌‍ ‍‌ ‌‌‌‍‌‌​ ‍ ‌ ​​‌‍​‌‌ ‌​‌‍‍​​ ‌‌ ​ ‌ ‌‌‌‍​‍‌​ ‍‌‍​‌‌ ‌‍‌‍‍‌‌‍‌ ‌‍​‌‌ ‌​‌‍‍‌‌‍ ‌‍ ‍​‍ ‍‌‍​ ‌‍ ‌‍ ​‌ ‌‌‌‍ ‌‌‍ ‍‌ ​ ​‍‌‌​ ‌‌‌​​‍‌‌ ‌‍‍ ‌‍‌‌‌ ‍‌​‍‌‌​ ​ ‌​‌​​‍‌‌​ ​ ‌​‌​​‍‌‌​ ​‍​ ​‍‌‍​‍​ ​​​ ​​‌‍‌​‌‍‌‍​ ​‌​ ‌​‌‍​ ‌‍​ ‌‍​ ​ ‍‌​ ‌‌​‍‌‌​ ​‍​ ​‍​‍‌‌​ ‌‌‌​‌​​‍ ‍‌‍ ​‌‍‍‌‌‍ ‍‌‍‍ ‌ ​ ​‍‌‌​ ‌‌‌​​‍‌‌ ‌‍‍ ‌‍‌‌‌ ‍‌​‍‌‌​ ​ ‌​‌​​‍‌‌​ ​ ‌​‌​​‍‌‌​ ​‍​ ​‍​ ​‍​ ‌‍​ ‌‌‌‍‌​​ ‍‌​ ​​​ ‍‌​ ​‍​ ‌‍​ ​‍‌‍‌‍‌‍‌​​‍‌‌​ ​‍​ ​‍​‍‌‌​ ‌‌‌​‌​​‍ ‍‌ ‌​‌‍‍‌‌ ‌​‌‍ ​‌‍‌‌​ ‌‍​‍‌‍​‌‌ ​ ‌‍‌‌‌‌‌‌‌ ​‍‌‍ ​​ ‌‌‍‍​‌ ‌​‌ ‌​‌ ​​‌ ​ ​‍‌‌​ ​ ‌​​‌​‍‌‌​ ​‍‌​‌‍​‍‌‌​ ​‍‌​‌‍‌‍​ ‌‍‍​‌‍‌‌‌‍ ​‌ ​ ‌‍‌‌‌‍​‌‌ ​​‌‍‍‌‌‍‌‌‌ ​‍‌ ​ ​‍ ‍‌ ​ ‌‍​‌‌‍ ‍‌‍‍‌‌ ‌​‌ ‍‌​‍ ‍‌ ​ ‌ ‌​‌ ‌‌‌‍‌​‌‍‍‌‌‍ ​‍‌‍‌‍‍‌‌‍‌​​ ‌‌‍​ ‌‍‌​‌‍‌‍​ ‌​‌‍‌‌‌‍‌‌​ ​ ​ ‍​​‍ ‌​ ‌ ​ ‍‌‌‍‌‍​ ‌‍​‍ ‌​ ‌​​ ​‌​ ‌​​ ​​​‍ ‌‌‍​‍‌‍‌​​ ​‍‌‍‌‍​‍ ‌​ ‍‌​ ​‌​ ‌‍​ ​ ​ ​‍‌‍‌​​ ‌ ‌‍‌​‌‍‌‍‌‍‌‌‌‍‌‍‌‍​‌​‍‌‍‌ ‌​‌ ‍‌‌ ​​‌‍‌‌​ ‌‌ ‌‍‌‍‌‌‌‍ ‍‌ ‌‌‌‍‌‌​‍‌‍‌ ​​‌‍​‌‌ ‌​‌‍‍​​ ‌‌ ​ ‌ ‌‌‌‍​‍‌​ ‍‌‍​‌‌ ‌‍‌‍‍‌‌‍‌ ‌‍​‌‌ ‌​‌‍‍‌‌‍ ‌‍ ‍​‍ ‍‌‍​ ‌‍ ‌‍ ​‌ ‌‌‌‍ ‌‌‍ ‍‌ ​ ​‍‌‌​ ‌‌‌​​‍‌‌ ‌‍‍ ‌‍‌‌‌ ‍‌​‍‌‌​ ​ ‌​‌​​‍‌‌​ ​ ‌​‌​​‍‌‌​ ​‍​ ​‍‌‍​‍​ ​​​ ​​‌‍‌​‌‍‌‍​ ​‌​ ‌​‌‍​ ‌‍​ ‌‍​ ​ ‍‌​ ‌‌​‍‌‌​ ​‍​ ​‍​‍‌‌​ ‌‌‌​‌​​‍ ‍‌‍ ​‌‍‍‌‌‍ ‍‌‍‍ ‌ ​ ​‍‌‌​ ‌‌‌​​‍‌‌ ‌‍‍ ‌‍‌‌‌ ‍‌​‍‌‌​ ​ ‌​‌​​‍‌‌​ ​ ‌​‌​​‍‌‌​ ​‍​ ​‍​ ​‍​ ‌‍​ ‌‌‌‍‌​​ ‍‌​ ​​​ ‍‌​ ​‍​ ‌‍​ ​‍‌‍‌‍‌‍‌​​‍‌‌​ ​‍​ ​‍​‍‌‌​ ‌‌‌​‌​​‍ ‍‌ ‌​‌‍‍‌‌ ‌​‌‍ ​‌‍‌‌​‍‌‍‌ ​​‌‍‌‌‌ ​‍‌ ​ ‌ ​​‌‍‌‌‌‍​ ‌ ‌​‌‍‍‌‌ ‌‍‌‍‌‌​ ‌‌ ​​‌ ‌‌‌‍​‍‌‍ ​‌‍‍‌‌ ​ ‌‍‍​‌‍‌‌‌‍‌​​‍​‍‌ ‌
Drop-Ins​​​​‌ ‍ ​‍​‍‌‍ ‌ ​‍‌‍‍‌‌‍‌ ‌‍‍‌‌‍ ‍​‍​‍​ ‍‍​‍​‍‌ ​ ‌‍​‌‌‍ ‍‌‍‍‌‌ ‌​‌ ‍‌​‍ ‍‌‍‍‌‌‍ ​‍​‍​‍ ​​‍​‍‌‍‍​‌ ​‍‌‍‌‌‌‍‌‍​‍​‍​ ‍‍​‍​‍‌‍‍​‌ ‌​‌ ‌​‌ ​​‌ ​ ​ ‍‍​‍ ​‍ ‌‍​ ‌‍‍​‌‍‌‌‌‍ ​‌ ​ ‌‍‌‌‌‍​‌‌ ​​‌‍‍‌‌‍‌‌‌ ​‍‌ ​ ​‍ ‍‌ ​ ‌‍​‌‌‍ ‍‌‍‍‌‌ ‌​‌ ‍‌​‍ ‍‌ ​ ‌ ‌​‌ ‌‌‌‍‌​‌‍‍‌‌‍ ​‍ ‌‍‍‌‌‍ ‍‌ ‌​‌‍‌‌‌‍ ‍‌ ‌​​‍ ‌‍‌‌‌‍‌​‌‍‍‌‌ ‌​​‍ ‌‍ ‌‌‍ ‌‍‌​‌‍‌‌​ ‌‌ ​​‌ ​‍‌‍‌‌‌ ​ ‌‍‌‌‌‍ ‍‌ ‌​‌‍​‌‌ ‌​‌‍‍‌‌‍ ‌‍ ‍​ ‍ ‌‍‍‌‌‍‌​​ ‌‌‍​ ‌‍‌​‌‍‌‍​ ‌​‌‍‌‌‌‍‌‌​ ​ ​ ‍​​‍ ‌​ ‌ ​ ‍‌‌‍‌‍​ ‌‍​‍ ‌​ ‌​​ ​‌​ ‌​​ ​​​‍ ‌‌‍​‍‌‍‌​​ ​‍‌‍‌‍​‍ ‌​ ‍‌​ ​‌​ ‌‍​ ​ ​ ​‍‌‍‌​​ ‌ ‌‍‌​‌‍‌‍‌‍‌‌‌‍‌‍‌‍​‌​ ‍ ‌ ‌​‌ ‍‌‌ ​​‌‍‌‌​ ‌‌ ‌‍‌‍‌‌‌‍ ‍‌ ‌‌‌‍‌‌​ ‍ ‌ ​​‌‍​‌‌ ‌​‌‍‍​​ ‌‌ ​ ‌ ‌‌‌‍​‍‌​ ‍‌‍​‌‌ ‌‍‌‍‍‌‌‍‌ ‌‍​‌‌ ‌​‌‍‍‌‌‍ ‌‍ ‍​‍ ‍‌‍​ ‌‍ ‌‍ ​‌ ‌‌‌‍ ‌‌‍ ‍‌ ​ ​‍‌‌​ ‌‌‌​​‍‌‌ ‌‍‍ ‌‍‌‌‌ ‍‌​‍‌‌​ ​ ‌​‌​​‍‌‌​ ​ ‌​‌​​‍‌‌​ ​‍​ ​‍​ ‍‌‌‍​‍‌‍‌‌‌‍‌‌‌‍‌​‌‍‌‍‌‍‌​​ ‍‌​ ‌ ‌‍‌‌‌‍‌‍​ ‍‌​‍‌‌​ ​‍​ ​‍​‍‌‌​ ‌‌‌​‌​​‍ ‍‌‍ ​‌‍‍‌‌‍ ‍‌‍‍ ‌ ​ ​‍‌‌​ ‌‌‌​​‍‌‌ ‌‍‍ ‌‍‌‌‌ ‍‌​‍‌‌​ ​ ‌​‌​​‍‌‌​ ​ ‌​‌​​‍‌‌​ ​‍​ ​‍‌‍​‌‌‍​ ​ ‌‍​ ‌​​ ‌‌​ ​​‌‍​‌​ ​‍​ ​‌​ ‌ ​ ​​‌‍​‍​‍‌‌​ ​‍​ ​‍​‍‌‌​ ‌‌‌​‌​​‍ ‍‌ ‌​‌‍‍‌‌ ‌​‌‍ ​‌‍‌‌​ ‌‍​‍‌‍​‌‌ ​ ‌‍‌‌‌‌‌‌‌ ​‍‌‍ ​​ ‌‌‍‍​‌ ‌​‌ ‌​‌ ​​‌ ​ ​‍‌‌​ ​ ‌​​‌​‍‌‌​ ​‍‌​‌‍​‍‌‌​ ​‍‌​‌‍‌‍​ ‌‍‍​‌‍‌‌‌‍ ​‌ ​ ‌‍‌‌‌‍​‌‌ ​​‌‍‍‌‌‍‌‌‌ ​‍‌ ​ ​‍ ‍‌ ​ ‌‍​‌‌‍ ‍‌‍‍‌‌ ‌​‌ ‍‌​‍ ‍‌ ​ ‌ ‌​‌ ‌‌‌‍‌​‌‍‍‌‌‍ ​‍‌‍‌‍‍‌‌‍‌​​ ‌‌‍​ ‌‍‌​‌‍‌‍​ ‌​‌‍‌‌‌‍‌‌​ ​ ​ ‍​​‍ ‌​ ‌ ​ ‍‌‌‍‌‍​ ‌‍​‍ ‌​ ‌​​ ​‌​ ‌​​ ​​​‍ ‌‌‍​‍‌‍‌​​ ​‍‌‍‌‍​‍ ‌​ ‍‌​ ​‌​ ‌‍​ ​ ​ ​‍‌‍‌​​ ‌ ‌‍‌​‌‍‌‍‌‍‌‌‌‍‌‍‌‍​‌​‍‌‍‌ ‌​‌ ‍‌‌ ​​‌‍‌‌​ ‌‌ ‌‍‌‍‌‌‌‍ ‍‌ ‌‌‌‍‌‌​‍‌‍‌ ​​‌‍​‌‌ ‌​‌‍‍​​ ‌‌ ​ ‌ ‌‌‌‍​‍‌​ ‍‌‍​‌‌ ‌‍‌‍‍‌‌‍‌ ‌‍​‌‌ ‌​‌‍‍‌‌‍ ‌‍ ‍​‍ ‍‌‍​ ‌‍ ‌‍ ​‌ ‌‌‌‍ ‌‌‍ ‍‌ ​ ​‍‌‌​ ‌‌‌​​‍‌‌ ‌‍‍ ‌‍‌‌‌ ‍‌​‍‌‌​ ​ ‌​‌​​‍‌‌​ ​ ‌​‌​​‍‌‌​ ​‍​ ​‍​ ‍‌‌‍​‍‌‍‌‌‌‍‌‌‌‍‌​‌‍‌‍‌‍‌​​ ‍‌​ ‌ ‌‍‌‌‌‍‌‍​ ‍‌​‍‌‌​ ​‍​ ​‍​‍‌‌​ ‌‌‌​‌​​‍ ‍‌‍ ​‌‍‍‌‌‍ ‍‌‍‍ ‌ ​ ​‍‌‌​ ‌‌‌​​‍‌‌ ‌‍‍ ‌‍‌‌‌ ‍‌​‍‌‌​ ​ ‌​‌​​‍‌‌​ ​ ‌​‌​​‍‌‌​ ​‍​ ​‍‌‍​‌‌‍​ ​ ‌‍​ ‌​​ ‌‌​ ​​‌‍​‌​ ​‍​ ​‌​ ‌ ​ ​​‌‍​‍​‍‌‌​ ​‍​ ​‍​‍‌‌​ ‌‌‌​‌​​‍ ‍‌ ‌​‌‍‍‌‌ ‌​‌‍ ​‌‍‌‌​‍‌‍‌ ​​‌‍‌‌‌ ​‍‌ ​ ‌ ​​‌‍‌‌‌‍​ ‌ ‌​‌‍‍‌‌ ‌‍‌‍‌‌​ ‌‌ ​​‌ ‌‌‌‍​‍‌‍ ​‌‍‍‌‌ ​ ‌‍‍​‌‍‌‌‌‍‌​​‍​‍‌ ‌
Overview​​​​‌ ‍ ​‍​‍‌‍ ‌ ​‍‌‍‍‌‌‍‌ ‌‍‍‌‌‍ ‍​‍​‍​ ‍‍​‍​‍‌ ​ ‌‍​‌‌‍ ‍‌‍‍‌‌ ‌​‌ ‍‌​‍ ‍‌‍‍‌‌‍ ​‍​‍​‍ ​​‍​‍‌‍‍​‌ ​‍‌‍‌‌‌‍‌‍​‍​‍​ ‍‍​‍​‍‌‍‍​‌ ‌​‌ ‌​‌ ​​‌ ​ ​ ‍‍​‍ ​‍ ‌‍​ ‌‍‍​‌‍‌‌‌‍ ​‌ ​ ‌‍‌‌‌‍​‌‌ ​​‌‍‍‌‌‍‌‌‌ ​‍‌ ​ ​‍ ‍‌ ​ ‌‍​‌‌‍ ‍‌‍‍‌‌ ‌​‌ ‍‌​‍ ‍‌ ​ ‌ ‌​‌ ‌‌‌‍‌​‌‍‍‌‌‍ ​‍ ‌‍‍‌‌‍ ‍‌ ‌​‌‍‌‌‌‍ ‍‌ ‌​​‍ ‌‍‌‌‌‍‌​‌‍‍‌‌ ‌​​‍ ‌‍ ‌‌‍ ‌‍‌​‌‍‌‌​ ‌‌ ​​‌ ​‍‌‍‌‌‌ ​ ‌‍‌‌‌‍ ‍‌ ‌​‌‍​‌‌ ‌​‌‍‍‌‌‍ ‌‍ ‍​ ‍ ‌‍‍‌‌‍‌​​ ‌‌‍​ ‌‍‌​‌‍‌‍​ ‌​‌‍‌‌‌‍‌‌​ ​ ​ ‍​​‍ ‌​ ‌ ​ ‍‌‌‍‌‍​ ‌‍​‍ ‌​ ‌​​ ​‌​ ‌​​ ​​​‍ ‌‌‍​‍‌‍‌​​ ​‍‌‍‌‍​‍ ‌​ ‍‌​ ​‌​ ‌‍​ ​ ​ ​‍‌‍‌​​ ‌ ‌‍‌​‌‍‌‍‌‍‌‌‌‍‌‍‌‍​‌​ ‍ ‌ ‌​‌ ‍‌‌ ​​‌‍‌‌​ ‌‌ ‌‍‌‍‌‌‌‍ ‍‌ ‌‌‌‍‌‌​ ‍ ‌ ​​‌‍​‌‌ ‌​‌‍‍​​ ‌‌ ​ ‌ ‌‌‌‍​‍‌​ ‍‌‍​‌‌ ‌‍‌‍‍‌‌‍‌ ‌‍​‌‌ ‌​‌‍‍‌‌‍ ‌‍ ‍​‍ ‍‌‍​ ‌‍ ‌‍ ​‌ ‌‌‌‍ ‌‌‍ ‍‌ ​ ​‍‌‌​ ‌‌‌​​‍‌‌ ‌‍‍ ‌‍‌‌‌ ‍‌​‍‌‌​ ​ ‌​‌​​‍‌‌​ ​ ‌​‌​​‍‌‌​ ​‍​ ​‍​ ​ ‌‍‌‌​ ​‌‌‍​‌​ ​‌​ ​‌​ ‌‌​ ‌ ​ ​‍‌‍‌‌​ ‌ ​ ‍‌‌‍​‍‌‍​‍​ ​​​ ‌​​ ‍‌​ ​‍​ ‍‌​ ‍‌​ ​​​ ‌​​ ‌​​ ‌‍‌‍‌​‌‍​‍‌‍​‌‌‍​ ​ ‌‍​ ‌ ​ ‍​​ ​‍​‍‌‌​ ​‍​ ​‍​‍‌‌​ ‌‌‌​‌​​‍ ‍‌‍ ​‌‍‍‌‌‍ ‍‌‍‍ ‌ ​ ​‍‌‌​ ‌‌‌​​‍‌‌ ‌‍‍ ‌‍‌‌‌ ‍‌​‍‌‌​ ​ ‌​‌​​‍‌‌​ ​ ‌​‌​​‍‌‌​ ​‍​ ​‍​ ​​‌‍​ ​ ‌‍​ ‍​​ ‌ ​ ​‍​ ‍​​ ​ ​ ​‌​ ​​‌‍‌​​ ‍​​‍‌‌​ ​‍​ ​‍​‍‌‌​ ‌‌‌​‌​​‍ ‍‌ ‌​‌‍‍‌‌ ‌​‌‍ ​‌‍‌‌​ ‌‍​‍‌‍​‌‌ ​ ‌‍‌‌‌‌‌‌‌ ​‍‌‍ ​​ ‌‌‍‍​‌ ‌​‌ ‌​‌ ​​‌ ​ ​‍‌‌​ ​ ‌​​‌​‍‌‌​ ​‍‌​‌‍​‍‌‌​ ​‍‌​‌‍‌‍​ ‌‍‍​‌‍‌‌‌‍ ​‌ ​ ‌‍‌‌‌‍​‌‌ ​​‌‍‍‌‌‍‌‌‌ ​‍‌ ​ ​‍ ‍‌ ​ ‌‍​‌‌‍ ‍‌‍‍‌‌ ‌​‌ ‍‌​‍ ‍‌ ​ ‌ ‌​‌ ‌‌‌‍‌​‌‍‍‌‌‍ ​‍‌‍‌‍‍‌‌‍‌​​ ‌‌‍​ ‌‍‌​‌‍‌‍​ ‌​‌‍‌‌‌‍‌‌​ ​ ​ ‍​​‍ ‌​ ‌ ​ ‍‌‌‍‌‍​ ‌‍​‍ ‌​ ‌​​ ​‌​ ‌​​ ​​​‍ ‌‌‍​‍‌‍‌​​ ​‍‌‍‌‍​‍ ‌​ ‍‌​ ​‌​ ‌‍​ ​ ​ ​‍‌‍‌​​ ‌ ‌‍‌​‌‍‌‍‌‍‌‌‌‍‌‍‌‍​‌​‍‌‍‌ ‌​‌ ‍‌‌ ​​‌‍‌‌​ ‌‌ ‌‍‌‍‌‌‌‍ ‍‌ ‌‌‌‍‌‌​‍‌‍‌ ​​‌‍​‌‌ ‌​‌‍‍​​ ‌‌ ​ ‌ ‌‌‌‍​‍‌​ ‍‌‍​‌‌ ‌‍‌‍‍‌‌‍‌ ‌‍​‌‌ ‌​‌‍‍‌‌‍ ‌‍ ‍​‍ ‍‌‍​ ‌‍ ‌‍ ​‌ ‌‌‌‍ ‌‌‍ ‍‌ ​ ​‍‌‌​ ‌‌‌​​‍‌‌ ‌‍‍ ‌‍‌‌‌ ‍‌​‍‌‌​ ​ ‌​‌​​‍‌‌​ ​ ‌​‌​​‍‌‌​ ​‍​ ​‍​ ​ ‌‍‌‌​ ​‌‌‍​‌​ ​‌​ ​‌​ ‌‌​ ‌ ​ ​‍‌‍‌‌​ ‌ ​ ‍‌‌‍​‍‌‍​‍​ ​​​ ‌​​ ‍‌​ ​‍​ ‍‌​ ‍‌​ ​​​ ‌​​ ‌​​ ‌‍‌‍‌​‌‍​‍‌‍​‌‌‍​ ​ ‌‍​ ‌ ​ ‍​​ ​‍​‍‌‌​ ​‍​ ​‍​‍‌‌​ ‌‌‌​‌​​‍ ‍‌‍ ​‌‍‍‌‌‍ ‍‌‍‍ ‌ ​ ​‍‌‌​ ‌‌‌​​‍‌‌ ‌‍‍ ‌‍‌‌‌ ‍‌​‍‌‌​ ​ ‌​‌​​‍‌‌​ ​ ‌​‌​​‍‌‌​ ​‍​ ​‍​ ​​‌‍​ ​ ‌‍​ ‍​​ ‌ ​ ​‍​ ‍​​ ​ ​ ​‌​ ​​‌‍‌​​ ‍​​‍‌‌​ ​‍​ ​‍​‍‌‌​ ‌‌‌​‌​​‍ ‍‌ ‌​‌‍‍‌‌ ‌​‌‍ ​‌‍‌‌​‍‌‍‌ ​​‌‍‌‌‌ ​‍‌ ​ ‌ ​​‌‍‌‌‌‍​ ‌ ‌​‌‍‍‌‌ ‌‍‌‍‌‌​ ‌‌ ​​‌ ‌‌‌‍​‍‌‍ ​‌‍‍‌‌ ​ ‌‍‍​‌‍‌‌‌‍‌​​‍​‍‌ ‌
Classes​​​​‌ ‍ ​‍​‍‌‍ ‌ ​‍‌‍‍‌‌‍‌ ‌‍‍‌‌‍ ‍​‍​‍​ ‍‍​‍​‍‌ ​ ‌‍​‌‌‍ ‍‌‍‍‌‌ ‌​‌ ‍‌​‍ ‍‌‍‍‌‌‍ ​‍​‍​‍ ​​‍​‍‌‍‍​‌ ​‍‌‍‌‌‌‍‌‍​‍​‍​ ‍‍​‍​‍‌‍‍​‌ ‌​‌ ‌​‌ ​​‌ ​ ​ ‍‍​‍ ​‍ ‌‍​ ‌‍‍​‌‍‌‌‌‍ ​‌ ​ ‌‍‌‌‌‍​‌‌ ​​‌‍‍‌‌‍‌‌‌ ​‍‌ ​ ​‍ ‍‌ ​ ‌‍​‌‌‍ ‍‌‍‍‌‌ ‌​‌ ‍‌​‍ ‍‌ ​ ‌ ‌​‌ ‌‌‌‍‌​‌‍‍‌‌‍ ​‍ ‌‍‍‌‌‍ ‍‌ ‌​‌‍‌‌‌‍ ‍‌ ‌​​‍ ‌‍‌‌‌‍‌​‌‍‍‌‌ ‌​​‍ ‌‍ ‌‌‍ ‌‍‌​‌‍‌‌​ ‌‌ ​​‌ ​‍‌‍‌‌‌ ​ ‌‍‌‌‌‍ ‍‌ ‌​‌‍​‌‌ ‌​‌‍‍‌‌‍ ‌‍ ‍​ ‍ ‌‍‍‌‌‍‌​​ ‌‌‍​ ‌‍‌​‌‍‌‍​ ‌​‌‍‌‌‌‍‌‌​ ​ ​ ‍​​‍ ‌​ ‌ ​ ‍‌‌‍‌‍​ ‌‍​‍ ‌​ ‌​​ ​‌​ ‌​​ ​​​‍ ‌‌‍​‍‌‍‌​​ ​‍‌‍‌‍​‍ ‌​ ‍‌​ ​‌​ ‌‍​ ​ ​ ​‍‌‍‌​​ ‌ ‌‍‌​‌‍‌‍‌‍‌‌‌‍‌‍‌‍​‌​ ‍ ‌ ‌​‌ ‍‌‌ ​​‌‍‌‌​ ‌‌ ‌‍‌‍‌‌‌‍ ‍‌ ‌‌‌‍‌‌​ ‍ ‌ ​​‌‍​‌‌ ‌​‌‍‍​​ ‌‌ ​ ‌ ‌‌‌‍​‍‌​ ‍‌‍​‌‌ ‌‍‌‍‍‌‌‍‌ ‌‍​‌‌ ‌​‌‍‍‌‌‍ ‌‍ ‍​‍ ‍‌‍​ ‌‍ ‌‍ ​‌ ‌‌‌‍ ‌‌‍ ‍‌ ​ ​‍‌‌​ ‌‌‌​​‍‌‌ ‌‍‍ ‌‍‌‌‌ ‍‌​‍‌‌​ ​ ‌​‌​​‍‌‌​ ​ ‌​‌​​‍‌‌​ ​‍​ ​‍‌‍​‌​ ‍​​ ‌‍​ ‌ ‌‍​ ​ ‍​‌‍‌‍​ ‍‌​ ​​‌‍‌​​ ‍​‌‍​‌​‍‌‌​ ​‍​ ​‍​‍‌‌​ ‌‌‌​‌​​‍ ‍‌‍ ​‌‍‍‌‌‍ ‍‌‍‍ ‌ ​ ​‍‌‌​ ‌‌‌​​‍‌‌ ‌‍‍ ‌‍‌‌‌ ‍‌​‍‌‌​ ​ ‌​‌​​‍‌‌​ ​ ‌​‌​​‍‌‌​ ​‍​ ​‍​ ​​‌‍​ ​ ‌‍​ ‍​​ ‌ ​ ​‍​ ‍​​ ​ ​ ​‌​ ​​‌‍‌​​ ‍​​‍‌‌​ ​‍​ ​‍​‍‌‌​ ‌‌‌​‌​​‍ ‍‌ ‌​‌‍‍‌‌ ‌​‌‍ ​‌‍‌‌​ ‌‍​‍‌‍​‌‌ ​ ‌‍‌‌‌‌‌‌‌ ​‍‌‍ ​​ ‌‌‍‍​‌ ‌​‌ ‌​‌ ​​‌ ​ ​‍‌‌​ ​ ‌​​‌​‍‌‌​ ​‍‌​‌‍​‍‌‌​ ​‍‌​‌‍‌‍​ ‌‍‍​‌‍‌‌‌‍ ​‌ ​ ‌‍‌‌‌‍​‌‌ ​​‌‍‍‌‌‍‌‌‌ ​‍‌ ​ ​‍ ‍‌ ​ ‌‍​‌‌‍ ‍‌‍‍‌‌ ‌​‌ ‍‌​‍ ‍‌ ​ ‌ ‌​‌ ‌‌‌‍‌​‌‍‍‌‌‍ ​‍‌‍‌‍‍‌‌‍‌​​ ‌‌‍​ ‌‍‌​‌‍‌‍​ ‌​‌‍‌‌‌‍‌‌​ ​ ​ ‍​​‍ ‌​ ‌ ​ ‍‌‌‍‌‍​ ‌‍​‍ ‌​ ‌​​ ​‌​ ‌​​ ​​​‍ ‌‌‍​‍‌‍‌​​ ​‍‌‍‌‍​‍ ‌​ ‍‌​ ​‌​ ‌‍​ ​ ​ ​‍‌‍‌​​ ‌ ‌‍‌​‌‍‌‍‌‍‌‌‌‍‌‍‌‍​‌​‍‌‍‌ ‌​‌ ‍‌‌ ​​‌‍‌‌​ ‌‌ ‌‍‌‍‌‌‌‍ ‍‌ ‌‌‌‍‌‌​‍‌‍‌ ​​‌‍​‌‌ ‌​‌‍‍​​ ‌‌ ​ ‌ ‌‌‌‍​‍‌​ ‍‌‍​‌‌ ‌‍‌‍‍‌‌‍‌ ‌‍​‌‌ ‌​‌‍‍‌‌‍ ‌‍ ‍​‍ ‍‌‍​ ‌‍ ‌‍ ​‌ ‌‌‌‍ ‌‌‍ ‍‌ ​ ​‍‌‌​ ‌‌‌​​‍‌‌ ‌‍‍ ‌‍‌‌‌ ‍‌​‍‌‌​ ​ ‌​‌​​‍‌‌​ ​ ‌​‌​​‍‌‌​ ​‍​ ​‍‌‍​‌​ ‍​​ ‌‍​ ‌ ‌‍​ ​ ‍​‌‍‌‍​ ‍‌​ ​​‌‍‌​​ ‍​‌‍​‌​‍‌‌​ ​‍​ ​‍​‍‌‌​ ‌‌‌​‌​​‍ ‍‌‍ ​‌‍‍‌‌‍ ‍‌‍‍ ‌ ​ ​‍‌‌​ ‌‌‌​​‍‌‌ ‌‍‍ ‌‍‌‌‌ ‍‌​‍‌‌​ ​ ‌​‌​​‍‌‌​ ​ ‌​‌​​‍‌‌​ ​‍​ ​‍​ ​​‌‍​ ​ ‌‍​ ‍​​ ‌ ​ ​‍​ ‍​​ ​ ​ ​‌​ ​​‌‍‌​​ ‍​​‍‌‌​ ​‍​ ​‍​‍‌‌​ ‌‌‌​‌​​‍ ‍‌ ‌​‌‍‍‌‌ ‌​‌‍ ​‌‍‌‌​‍‌‍‌ ​​‌‍‌‌‌ ​‍‌ ​ ‌ ​​‌‍‌‌‌‍​ ‌ ‌​‌‍‍‌‌ ‌‍‌‍‌‌​ ‌‌ ​​‌ ‌‌‌‍​‍‌‍ ​‌‍‍‌‌ ​ ‌‍‍​‌‍‌‌‌‍‌​​‍​‍‌ ‌
Summer Camps​​​​‌ ‍ ​‍​‍‌‍ ‌ ​‍‌‍‍‌‌‍‌ ‌‍‍‌‌‍ ‍​‍​‍​ ‍‍​‍​‍‌ ​ ‌‍​‌‌‍ ‍‌‍‍‌‌ ‌​‌ ‍‌​‍ ‍‌‍‍‌‌‍ ​‍​‍​‍ ​​‍​‍‌‍‍​‌ ​‍‌‍‌‌‌‍‌‍​‍​‍​ ‍‍​‍​‍‌‍‍​‌ ‌​‌ ‌​‌ ​​‌ ​ ​ ‍‍​‍ ​‍ ‌‍​ ‌‍‍​‌‍‌‌‌‍ ​‌ ​ ‌‍‌‌‌‍​‌‌ ​​‌‍‍‌‌‍‌‌‌ ​‍‌ ​ ​‍ ‍‌ ​ ‌‍​‌‌‍ ‍‌‍‍‌‌ ‌​‌ ‍‌​‍ ‍‌ ​ ‌ ‌​‌ ‌‌‌‍‌​‌‍‍‌‌‍ ​‍ ‌‍‍‌‌‍ ‍‌ ‌​‌‍‌‌‌‍ ‍‌ ‌​​‍ ‌‍‌‌‌‍‌​‌‍‍‌‌ ‌​​‍ ‌‍ ‌‌‍ ‌‍‌​‌‍‌‌​ ‌‌ ​​‌ ​‍‌‍‌‌‌ ​ ‌‍‌‌‌‍ ‍‌ ‌​‌‍​‌‌ ‌​‌‍‍‌‌‍ ‌‍ ‍​ ‍ ‌‍‍‌‌‍‌​​ ‌‌‍​ ‌‍‌​‌‍‌‍​ ‌​‌‍‌‌‌‍‌‌​ ​ ​ ‍​​‍ ‌​ ‌ ​ ‍‌‌‍‌‍​ ‌‍​‍ ‌​ ‌​​ ​‌​ ‌​​ ​​​‍ ‌‌‍​‍‌‍‌​​ ​‍‌‍‌‍​‍ ‌​ ‍‌​ ​‌​ ‌‍​ ​ ​ ​‍‌‍‌​​ ‌ ‌‍‌​‌‍‌‍‌‍‌‌‌‍‌‍‌‍​‌​ ‍ ‌ ‌​‌ ‍‌‌ ​​‌‍‌‌​ ‌‌ ‌‍‌‍‌‌‌‍ ‍‌ ‌‌‌‍‌‌​ ‍ ‌ ​​‌‍​‌‌ ‌​‌‍‍​​ ‌‌ ​ ‌ ‌‌‌‍​‍‌​ ‍‌‍​‌‌ ‌‍‌‍‍‌‌‍‌ ‌‍​‌‌ ‌​‌‍‍‌‌‍ ‌‍ ‍​‍ ‍‌‍​ ‌‍ ‌‍ ​‌ ‌‌‌‍ ‌‌‍ ‍‌ ​ ​‍‌‌​ ‌‌‌​​‍‌‌ ‌‍‍ ‌‍‌‌‌ ‍‌​‍‌‌​ ​ ‌​‌​​‍‌‌​ ​ ‌​‌​​‍‌‌​ ​‍​ ​‍​ ‍​​ ​​​ ​​​ ‌​‌‍‌‍​ ​‌‌‍‌​‌‍​‌‌‍‌‌‌‍‌‍‌‍​‌​ ‍‌​‍‌‌​ ​‍​ ​‍​‍‌‌​ ‌‌‌​‌​​‍ ‍‌ ‌​‌‍‍‌‌ ‌​‌‍ ​‌‍‌‌​ ‌‍​‍‌‍​‌‌ ​ ‌‍‌‌‌‌‌‌‌ ​‍‌‍ ​​ ‌‌‍‍​‌ ‌​‌ ‌​‌ ​​‌ ​ ​‍‌‌​ ​ ‌​​‌​‍‌‌​ ​‍‌​‌‍​‍‌‌​ ​‍‌​‌‍‌‍​ ‌‍‍​‌‍‌‌‌‍ ​‌ ​ ‌‍‌‌‌‍​‌‌ ​​‌‍‍‌‌‍‌‌‌ ​‍‌ ​ ​‍ ‍‌ ​ ‌‍​‌‌‍ ‍‌‍‍‌‌ ‌​‌ ‍‌​‍ ‍‌ ​ ‌ ‌​‌ ‌‌‌‍‌​‌‍‍‌‌‍ ​‍‌‍‌‍‍‌‌‍‌​​ ‌‌‍​ ‌‍‌​‌‍‌‍​ ‌​‌‍‌‌‌‍‌‌​ ​ ​ ‍​​‍ ‌​ ‌ ​ ‍‌‌‍‌‍​ ‌‍​‍ ‌​ ‌​​ ​‌​ ‌​​ ​​​‍ ‌‌‍​‍‌‍‌​​ ​‍‌‍‌‍​‍ ‌​ ‍‌​ ​‌​ ‌‍​ ​ ​ ​‍‌‍‌​​ ‌ ‌‍‌​‌‍‌‍‌‍‌‌‌‍‌‍‌‍​‌​‍‌‍‌ ‌​‌ ‍‌‌ ​​‌‍‌‌​ ‌‌ ‌‍‌‍‌‌‌‍ ‍‌ ‌‌‌‍‌‌​‍‌‍‌ ​​‌‍​‌‌ ‌​‌‍‍​​ ‌‌ ​ ‌ ‌‌‌‍​‍‌​ ‍‌‍​‌‌ ‌‍‌‍‍‌‌‍‌ ‌‍​‌‌ ‌​‌‍‍‌‌‍ ‌‍ ‍​‍ ‍‌‍​ ‌‍ ‌‍ ​‌ ‌‌‌‍ ‌‌‍ ‍‌ ​ ​‍‌‌​ ‌‌‌​​‍‌‌ ‌‍‍ ‌‍‌‌‌ ‍‌​‍‌‌​ ​ ‌​‌​​‍‌‌​ ​ ‌​‌​​‍‌‌​ ​‍​ ​‍​ ‍​​ ​​​ ​​​ ‌​‌‍‌‍​ ​‌‌‍‌​‌‍​‌‌‍‌‌‌‍‌‍‌‍​‌​ ‍‌​‍‌‌​ ​‍​ ​‍​‍‌‌​ ‌‌‌​‌​​‍ ‍‌ ‌​‌‍‍‌‌ ‌​‌‍ ​‌‍‌‌​‍‌‍‌ ​​‌‍‌‌‌ ​‍‌ ​ ‌ ​​‌‍‌‌‌‍​ ‌ ‌​‌‍‍‌‌ ‌‍‌‍‌‌​ ‌‌ ​​‌ ‌‌‌‍​‍‌‍ ​‌‍‍‌‌ ​ ‌‍‍​‌‍‌‌‌‍‌​​‍​‍‌ ‌
School Break Camps​​​​‌ ‍ ​‍​‍‌‍ ‌ ​‍‌‍‍‌‌‍‌ ‌‍‍‌‌‍ ‍​‍​‍​ ‍‍​‍​‍‌ ​ ‌‍​‌‌‍ ‍‌‍‍‌‌ ‌​‌ ‍‌​‍ ‍‌‍‍‌‌‍ ​‍​‍​‍ ​​‍​‍‌‍‍​‌ ​‍‌‍‌‌‌‍‌‍​‍​‍​ ‍‍​‍​‍‌‍‍​‌ ‌​‌ ‌​‌ ​​‌ ​ ​ ‍‍​‍ ​‍ ‌‍​ ‌‍‍​‌‍‌‌‌‍ ​‌ ​ ‌‍‌‌‌‍​‌‌ ​​‌‍‍‌‌‍‌‌‌ ​‍‌ ​ ​‍ ‍‌ ​ ‌‍​‌‌‍ ‍‌‍‍‌‌ ‌​‌ ‍‌​‍ ‍‌ ​ ‌ ‌​‌ ‌‌‌‍‌​‌‍‍‌‌‍ ​‍ ‌‍‍‌‌‍ ‍‌ ‌​‌‍‌‌‌‍ ‍‌ ‌​​‍ ‌‍‌‌‌‍‌​‌‍‍‌‌ ‌​​‍ ‌‍ ‌‌‍ ‌‍‌​‌‍‌‌​ ‌‌ ​​‌ ​‍‌‍‌‌‌ ​ ‌‍‌‌‌‍ ‍‌ ‌​‌‍​‌‌ ‌​‌‍‍‌‌‍ ‌‍ ‍​ ‍ ‌‍‍‌‌‍‌​​ ‌‌‍​ ‌‍‌​‌‍‌‍​ ‌​‌‍‌‌‌‍‌‌​ ​ ​ ‍​​‍ ‌​ ‌ ​ ‍‌‌‍‌‍​ ‌‍​‍ ‌​ ‌​​ ​‌​ ‌​​ ​​​‍ ‌‌‍​‍‌‍‌​​ ​‍‌‍‌‍​‍ ‌​ ‍‌​ ​‌​ ‌‍​ ​ ​ ​‍‌‍‌​​ ‌ ‌‍‌​‌‍‌‍‌‍‌‌‌‍‌‍‌‍​‌​ ‍ ‌ ‌​‌ ‍‌‌ ​​‌‍‌‌​ ‌‌ ‌‍‌‍‌‌‌‍ ‍‌ ‌‌‌‍‌‌​ ‍ ‌ ​​‌‍​‌‌ ‌​‌‍‍​​ ‌‌ ​ ‌ ‌‌‌‍​‍‌​ ‍‌‍​‌‌ ‌‍‌‍‍‌‌‍‌ ‌‍​‌‌ ‌​‌‍‍‌‌‍ ‌‍ ‍​‍ ‍‌‍​ ‌‍ ‌‍ ​‌ ‌‌‌‍ ‌‌‍ ‍‌ ​ ​‍‌‌​ ‌‌‌​​‍‌‌ ‌‍‍ ‌‍‌‌‌ ‍‌​‍‌‌​ ​ ‌​‌​​‍‌‌​ ​ ‌​‌​​‍‌‌​ ​‍​ ​‍‌‍​‍​ ​​​ ​​‌‍‌​‌‍‌‍​ ​‌​ ‌​‌‍​ ‌‍​ ‌‍​ ​ ‍‌​ ‌‌​‍‌‌​ ​‍​ ​‍​‍‌‌​ ‌‌‌​‌​​‍ ‍‌‍ ​‌‍‍‌‌‍ ‍‌‍‍ ‌ ​ ​‍‌‌​ ‌‌‌​​‍‌‌ ‌‍‍ ‌‍‌‌‌ ‍‌​‍‌‌​ ​ ‌​‌​​‍‌‌​ ​ ‌​‌​​‍‌‌​ ​‍​ ​‍​ ​‍​ ‌‍​ ‌‌‌‍‌​​ ‍‌​ ​​​ ‍‌​ ​‍​ ‌‍​ ​‍‌‍‌‍‌‍‌​​‍‌‌​ ​‍​ ​‍​‍‌‌​ ‌‌‌​‌​​‍ ‍‌ ‌​‌‍‍‌‌ ‌​‌‍ ​‌‍‌‌​ ‌‍​‍‌‍​‌‌ ​ ‌‍‌‌‌‌‌‌‌ ​‍‌‍ ​​ ‌‌‍‍​‌ ‌​‌ ‌​‌ ​​‌ ​ ​‍‌‌​ ​ ‌​​‌​‍‌‌​ ​‍‌​‌‍​‍‌‌​ ​‍‌​‌‍‌‍​ ‌‍‍​‌‍‌‌‌‍ ​‌ ​ ‌‍‌‌‌‍​‌‌ ​​‌‍‍‌‌‍‌‌‌ ​‍‌ ​ ​‍ ‍‌ ​ ‌‍​‌‌‍ ‍‌‍‍‌‌ ‌​‌ ‍‌​‍ ‍‌ ​ ‌ ‌​‌ ‌‌‌‍‌​‌‍‍‌‌‍ ​‍‌‍‌‍‍‌‌‍‌​​ ‌‌‍​ ‌‍‌​‌‍‌‍​ ‌​‌‍‌‌‌‍‌‌​ ​ ​ ‍​​‍ ‌​ ‌ ​ ‍‌‌‍‌‍​ ‌‍​‍ ‌​ ‌​​ ​‌​ ‌​​ ​​​‍ ‌‌‍​‍‌‍‌​​ ​‍‌‍‌‍​‍ ‌​ ‍‌​ ​‌​ ‌‍​ ​ ​ ​‍‌‍‌​​ ‌ ‌‍‌​‌‍‌‍‌‍‌‌‌‍‌‍‌‍​‌​‍‌‍‌ ‌​‌ ‍‌‌ ​​‌‍‌‌​ ‌‌ ‌‍‌‍‌‌‌‍ ‍‌ ‌‌‌‍‌‌​‍‌‍‌ ​​‌‍​‌‌ ‌​‌‍‍​​ ‌‌ ​ ‌ ‌‌‌‍​‍‌​ ‍‌‍​‌‌ ‌‍‌‍‍‌‌‍‌ ‌‍​‌‌ ‌​‌‍‍‌‌‍ ‌‍ ‍​‍ ‍‌‍​ ‌‍ ‌‍ ​‌ ‌‌‌‍ ‌‌‍ ‍‌ ​ ​‍‌‌​ ‌‌‌​​‍‌‌ ‌‍‍ ‌‍‌‌‌ ‍‌​‍‌‌​ ​ ‌​‌​​‍‌‌​ ​ ‌​‌​​‍‌‌​ ​‍​ ​‍‌‍​‍​ ​​​ ​​‌‍‌​‌‍‌‍​ ​‌​ ‌​‌‍​ ‌‍​ ‌‍​ ​ ‍‌​ ‌‌​‍‌‌​ ​‍​ ​‍​‍‌‌​ ‌‌‌​‌​​‍ ‍‌‍ ​‌‍‍‌‌‍ ‍‌‍‍ ‌ ​ ​‍‌‌​ ‌‌‌​​‍‌‌ ‌‍‍ ‌‍‌‌‌ ‍‌​‍‌‌​ ​ ‌​‌​​‍‌‌​ ​ ‌​‌​​‍‌‌​ ​‍​ ​‍​ ​‍​ ‌‍​ ‌‌‌‍‌​​ ‍‌​ ​​​ ‍‌​ ​‍​ ‌‍​ ​‍‌‍‌‍‌‍‌​​‍‌‌​ ​‍​ ​‍​‍‌‌​ ‌‌‌​‌​​‍ ‍‌ ‌​‌‍‍‌‌ ‌​‌‍ ​‌‍‌‌​‍‌‍‌ ​​‌‍‌‌‌ ​‍‌ ​ ‌ ​​‌‍‌‌‌‍​ ‌ ‌​‌‍‍‌‌ ‌‍‌‍‌‌​ ‌‌ ​​‌ ‌‌‌‍​‍‌‍ ​‌‍‍‌‌ ​ ‌‍‍​‌‍‌‌‌‍‌​​‍​‍‌ ‌
More
Fall Classes start Thursday, September
10. Save your spot now.​​​​‌ ‍ ​‍​‍‌‍ ‌ ​‍‌‍‍‌‌‍‌ ‌‍‍‌‌‍ ‍​‍​‍​ ‍‍​‍​‍‌ ​ ‌‍​‌‌‍ ‍‌‍‍‌‌ ‌​‌ ‍‌​‍ ‍‌‍‍‌‌‍ ​‍​‍​‍ ​​‍​‍‌‍‍​‌ ​‍‌‍‌‌‌‍‌‍​‍​‍​ ‍‍​‍​‍‌‍‍​‌ ‌​‌ ‌​‌ ​​‌ ​ ​ ‍‍​‍ ​‍ ‌‍​ ‌‍‍​‌‍‌‌‌‍ ​‌ ​ ‌‍‌‌‌‍​‌‌ ​​‌‍‍‌‌‍‌‌‌ ​‍‌ ​ ​‍ ‍‌ ​ ‌‍​‌‌‍ ‍‌‍‍‌‌ ‌​‌ ‍‌​‍ ‍‌ ​ ‌ ‌​‌ ‌‌‌‍‌​‌‍‍‌‌‍ ​‍ ‌‍‍‌‌‍ ‍‌ ‌​‌‍‌‌‌‍ ‍‌ ‌​​‍ ‌‍‌‌‌‍‌​‌‍‍‌‌ ‌​​‍ ‌‍ ‌‌‍ ‌‍‌​‌‍‌‌​ ‌‌ ​​‌ ​‍‌‍‌‌‌ ​ ‌‍‌‌‌‍ ‍‌ ‌​‌‍​‌‌ ‌​‌‍‍‌‌‍ ‌‍ ‍​ ‍ ‌‍‍‌‌‍‌​​ ‌‌‍‌​​ ​‌‌‍‌​‌‍‌‌​ ​​​ ‌​‌‍​‍​ ​‍​‍ ‌​ ‍​​ ​​‌‍‌​​ ​‍​‍ ‌​ ‌​‌‍​‌​ ‌‌​ ​ ​‍ ‌‌‍​‌‌‍​ ​ ‍‌​ ​‌​‍ ‌​ ‍​​ ​​​ ​‍‌‍‌‌​ ​​​ ‌‌‌‍‌‌‌‍​‍​ ​ ​ ‍​​ ‍​​ ‍​​ ‍ ‌ ‌​‌ ‍‌‌ ​​‌‍‌‌​ ‌‌ ​​‌ ​‍‌‍ ‌‍ ‌‌‍ ‌ ‌​‌‍‍‌‌‍ ‌‍ ‍​ ‍ ‌ ​​‌‍​‌‌ ‌​‌‍‍​​ ‌‌ ‌​‌‍‍‌‌ ‌​‌‍ ​‌‍‌‌​ ‌‍​‍‌‍​‌‌ ​ ‌‍‌‌‌‌‌‌‌ ​‍‌‍ ​​ ‌‌‍‍​‌ ‌​‌ ‌​‌ ​​‌ ​ ​‍‌‌​ ​ ‌​​‌​‍‌‌​ ​‍‌​‌‍​‍‌‌​ ​‍‌​‌‍‌‍​ ‌‍‍​‌‍‌‌‌‍ ​‌ ​ ‌‍‌‌‌‍​‌‌ ​​‌‍‍‌‌‍‌‌‌ ​‍‌ ​ ​‍ ‍‌ ​ ‌‍​‌‌‍ ‍‌‍‍‌‌ ‌​‌ ‍‌​‍ ‍‌ ​ ‌ ‌​‌ ‌‌‌‍‌​‌‍‍‌‌‍ ​‍‌‍‌‍‍‌‌‍‌​​ ‌‌‍‌​​ ​‌‌‍‌​‌‍‌‌​ ​​​ ‌​‌‍​‍​ ​‍​‍ ‌​ ‍​​ ​​‌‍‌​​ ​‍​‍ ‌​ ‌​‌‍​‌​ ‌‌​ ​ ​‍ ‌‌‍​‌‌‍​ ​ ‍‌​ ​‌​‍ ‌​ ‍​​ ​​​ ​‍‌‍‌‌​ ​​​ ‌‌‌‍‌‌‌‍​‍​ ​ ​ ‍​​ ‍​​ ‍​​‍‌‍‌ ‌​‌ ‍‌‌ ​​‌‍‌‌​ ‌‌ ​​‌ ​‍‌‍ ‌‍ ‌‌‍ ‌ ‌​‌‍‍‌‌‍ ‌‍ ‍​‍‌‍‌ ​​‌‍​‌‌ ‌​‌‍‍​​ ‌‌ ‌​‌‍‍‌‌ ‌​‌‍ ​‌‍‌‌​‍‌‍‌ ​​‌‍‌‌‌ ​‍‌ ​ ‌ ​​‌‍‌‌‌‍​ ‌ ‌​‌‍‍‌‌ ‌‍‌‍‌‌​ ‌‌ ​​‌ ‌‌‌‍​‍‌‍ ​‌‍‍‌‌ ​ ‌‍‍​‌‍‌‌‌‍‌​​‍​‍‌ ‌
Previous slide
Baseball
Basketball
Figure Skating
Football